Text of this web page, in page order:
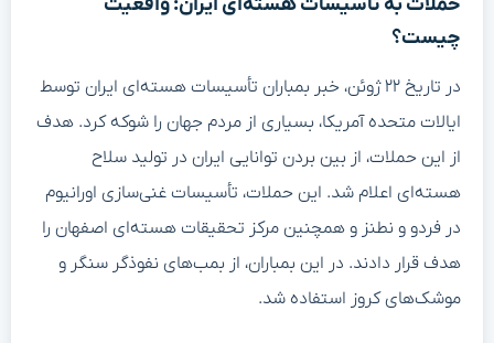
چیست؟
در تاریخ ۲۲ ژوئن، خبر بمباران تأسیسات هسته‌ای ایران توسط
ایالات متحده آمریکا، بسیاری از مردم جهان را شوکه کرد. هدف
از این حملات، از بین بردن توانایی ایران در تولید سلاح
هسته‌ای اعلام شد. این حملات، تأسیسات غنی‌سازی اورانیوم
در فردو و نطنز و همچنین مرکز تحقیقات هسته‌ای اصفهان را
هدف قرار دادند. در این بمباران، از بمب‌های نفوذگر سنگر و
موشک‌های کروز استفاده شد.